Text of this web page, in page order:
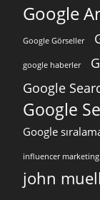
Google
Google Görseller
google haberler
Google
Google
Google
influencer marketing
john